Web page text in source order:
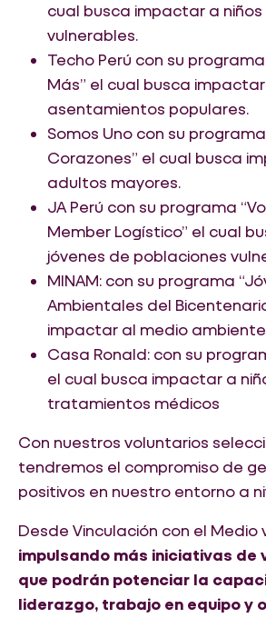
cual busca impactar a
vulnerables.
Techo Perú con su
Más” el cual busca
asentamientos populares.
Somos Uno con su
Corazones” el cual busca
adultos mayores.
JA Perú con su programa
Member Logístico” el cual
jóvenes de poblaciones
MINAM: con su programa
Ambientales del
impactar al medio
Casa Ronald: con su
el cual busca impactar a
tratamientos médicos
Con nuestros voluntarios
tendremos el compromiso de
positivos en nuestro entorno a
Desde Vinculación con el Medio
impulsando más iniciativas de
que podrán potenciar la
liderazgo, trabajo en equipo y